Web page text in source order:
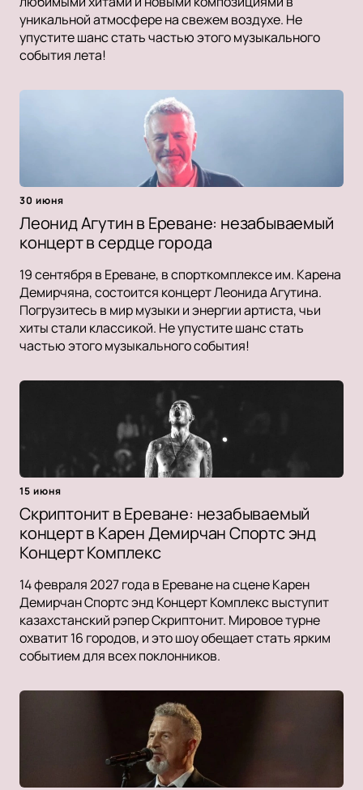
уникальной атмосфере на свежем воздухе. Не
упустите шанс стать частью этого музыкального
события лета!
30 июня
Леонид Агутин в Ереване: незабываемый
концерт в сердце города
19 сентября в Ереване, в спорткомплексе им. Карена
Демирчяна, состоится концерт Леонида Агутина.
Погрузитесь в мир музыки и энергии артиста, чьи
хиты стали классикой. Не упустите шанс стать
частью этого музыкального события!
15 июня
Скриптонит в Ереване: незабываемый
концерт в Карен Демирчан Спортс энд
Концерт Комплекс
14 февраля 2027 года в Ереване на сцене Карен
Демирчан Спортс энд Концерт Комплекс выступит
казахстанский рэпер Скриптонит. Мировое турне
охватит 16 городов, и это шоу обещает стать ярким
событием для всех поклонников.